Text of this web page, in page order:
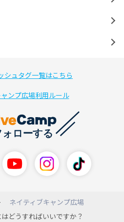
シュタグ一覧はこちら
ンプ広場利用ルール
ネイティブキャンプ広場
どうすればいいですか？